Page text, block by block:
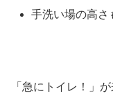
手洗い場の高さ
「急にトイレ！」が